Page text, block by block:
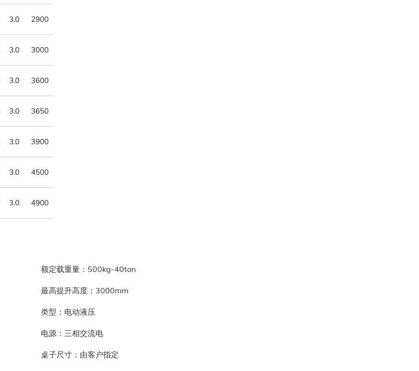
3.0 2900
3.0 3000
3.0 3600
3.0 3650
3.0 3900
3.0 4500
3.0 4900
额定载重量：500kg-40ton
最高提升高度：3000mm
类型：电动液压
电源：三相交流电
桌子尺寸：由客户指定